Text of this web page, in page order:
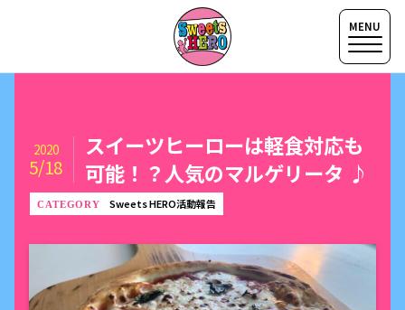
スイーツヒーローは軽食対応も
可能！？人気のマルゲリータ ♪
2020
5/18
Sweets HERO活動報告